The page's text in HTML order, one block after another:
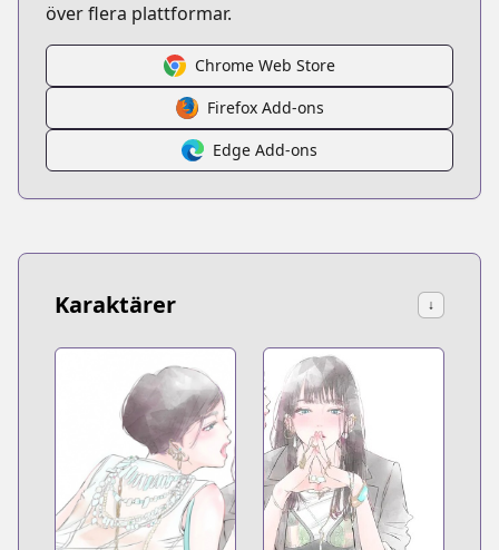
över flera plattformar.
Chrome Web Store
Firefox Add-ons
Edge Add-ons
Karaktärer ↓